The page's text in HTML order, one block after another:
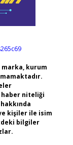
kurum
haber niteliği
kişiler ile isim
bilgiler